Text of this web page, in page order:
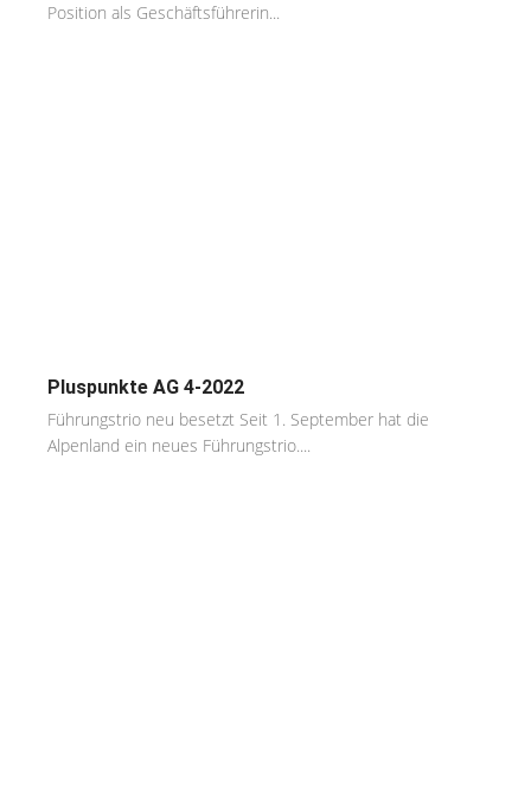
Position als Geschäftsführerin...
Pluspunkte AG 4-2022
Führungstrio neu besetzt Seit 1. September hat die
Alpenland ein neues Führungstrio....